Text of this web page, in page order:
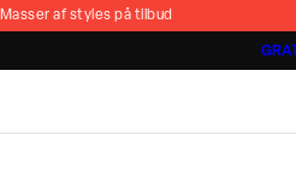
Masser af styles på tilbud
Cashmere Touch Pants
Lindbergh